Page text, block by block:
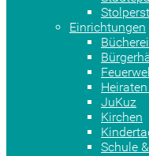
Einrichtungen
JuKuz
Kirchen
Schule